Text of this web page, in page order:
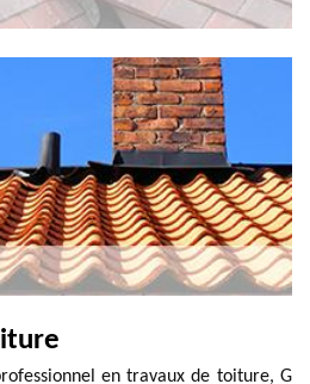
en travaux de toiture, G